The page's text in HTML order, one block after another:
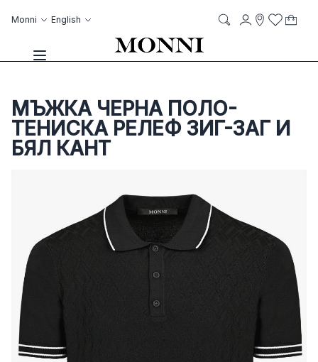
Monni Language
English
Toggle Nav
AccountWish List
My
МЪЖКА ЧЕРНА ПОЛО-
ТЕНИСКА РЕЛЕФ ЗИГ-ЗАГ И
БЯЛ КАНТ